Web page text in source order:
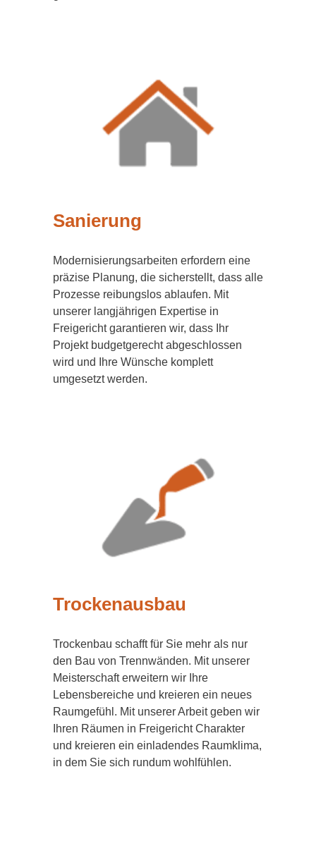
Sanierung
Modernisierungsarbeiten erfordern eine
präzise Planung, die sicherstellt, dass alle
Prozesse reibungslos ablaufen. Mit
unserer langjährigen Expertise in
Freigericht garantieren wir, dass Ihr
Projekt budgetgerecht abgeschlossen
wird und Ihre Wünsche komplett
umgesetzt werden.
Trockenausbau
Trockenbau schafft für Sie mehr als nur
den Bau von Trennwänden. Mit unserer
Meisterschaft erweitern wir Ihre
Lebensbereiche und kreieren ein neues
Raumgefühl. Mit unserer Arbeit geben wir
Ihren Räumen in Freigericht Charakter
und kreieren ein einladendes Raumklima,
in dem Sie sich rundum wohlfühlen.